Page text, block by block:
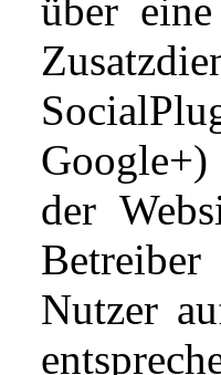
über
der
Nutzer